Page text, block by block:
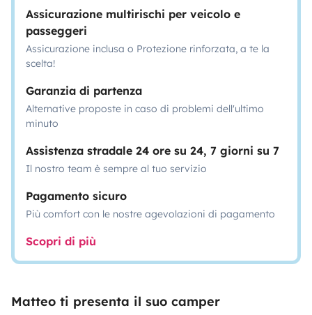
Assicurazione multirischi per veicolo e
passeggeri
Assicurazione inclusa o Protezione rinforzata, a te la
scelta!
Garanzia di partenza
Alternative proposte in caso di problemi dell'ultimo
minuto
Assistenza stradale 24 ore su 24, 7 giorni su 7
Il nostro team è sempre al tuo servizio
Pagamento sicuro
Più comfort con le nostre agevolazioni di pagamento
Scopri di più
Matteo ti presenta il suo camper